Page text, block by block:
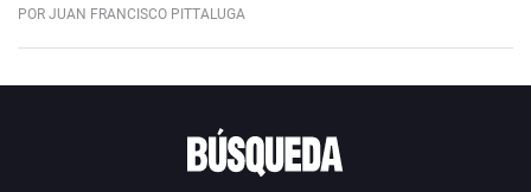
POR JUAN FRANCISCO PITTALUGA